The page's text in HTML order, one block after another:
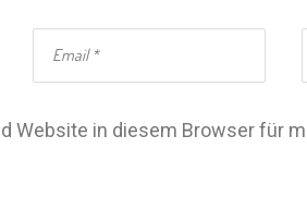
Website in diesem Browser für